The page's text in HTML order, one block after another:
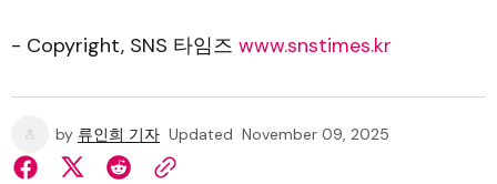
- Copyright, SNS 타임즈 www.snstimes.kr
by 류인희 기자 Updated November 09, 2025